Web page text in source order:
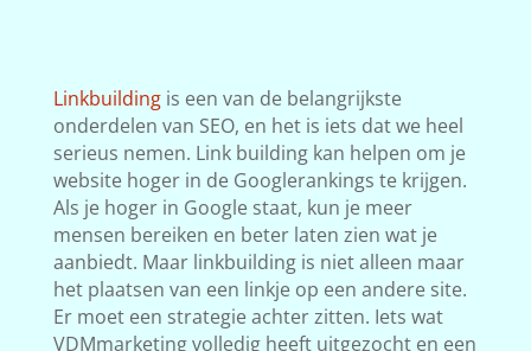
Linkbuildingis een van de belangrijkste
onderdelen van SEO, en het is iets dat we heel
serieus nemen. Link building kan helpen om je
website hoger in de Googlerankings te krijgen.
Als je hoger in Google staat, kun je meer
mensen bereiken en beter laten zien wat je
aanbiedt. Maar linkbuilding is niet alleen maar
het plaatsen van een linkje op een andere site.
Er moet een strategie achter zitten. Iets wat
VDMmarketing volledig heeft uitgezocht en een